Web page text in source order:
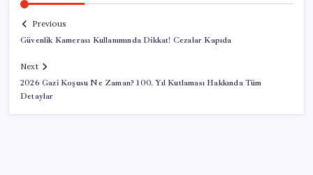
Previous
Güvenlik Kamerası Kullanımında Dikkat! Cezalar Kapıda
Next
2026 Gazi Koşusu Ne Zaman? 100. Yıl Kutlaması Hakkında Tüm
Detaylar